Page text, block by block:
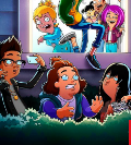
19 12